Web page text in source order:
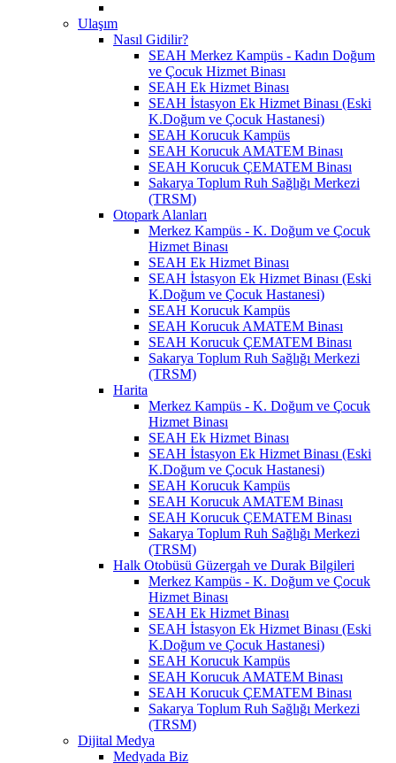
Ulaşım
Nasıl Gidilir?
SEAH Merkez Kampüs - Kadın Doğum
ve Çocuk Hizmet Binası
SEAH Ek Hizmet Binası
SEAH İstasyon Ek Hizmet Binası (Eski
K.Doğum ve Çocuk Hastanesi)
SEAH Korucuk Kampüs
SEAH Korucuk AMATEM Binası
SEAH Korucuk ÇEMATEM Binası
Sakarya Toplum Ruh Sağlığı Merkezi
(TRSM)
Otopark Alanları
Merkez Kampüs - K. Doğum ve Çocuk
Hizmet Binası
SEAH Ek Hizmet Binası
SEAH İstasyon Ek Hizmet Binası (Eski
K.Doğum ve Çocuk Hastanesi)
SEAH Korucuk Kampüs
SEAH Korucuk AMATEM Binası
SEAH Korucuk ÇEMATEM Binası
Sakarya Toplum Ruh Sağlığı Merkezi
(TRSM)
Harita
Merkez Kampüs - K. Doğum ve Çocuk
Hizmet Binası
SEAH Ek Hizmet Binası
SEAH İstasyon Ek Hizmet Binası (Eski
K.Doğum ve Çocuk Hastanesi)
SEAH Korucuk Kampüs
SEAH Korucuk AMATEM Binası
SEAH Korucuk ÇEMATEM Binası
Sakarya Toplum Ruh Sağlığı Merkezi
(TRSM)
Halk Otobüsü Güzergah ve Durak Bilgileri
Merkez Kampüs - K. Doğum ve Çocuk
Hizmet Binası
SEAH Ek Hizmet Binası
SEAH İstasyon Ek Hizmet Binası (Eski
K.Doğum ve Çocuk Hastanesi)
SEAH Korucuk Kampüs
SEAH Korucuk AMATEM Binası
SEAH Korucuk ÇEMATEM Binası
Sakarya Toplum Ruh Sağlığı Merkezi
(TRSM)
Dijital Medya
Medyada Biz